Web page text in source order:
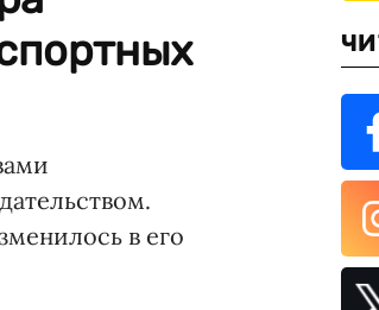
в его